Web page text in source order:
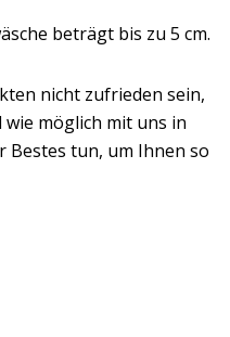
beträgt bis zu 5 cm.
nicht zufrieden sein,
wie möglich mit uns in
Bestes tun, um Ihnen so